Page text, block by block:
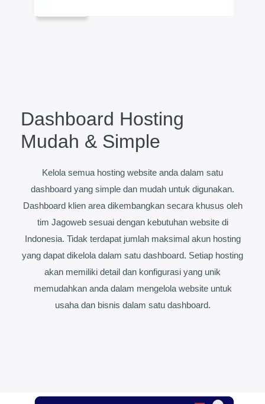
Dashboard Hosting
Mudah & Simple
Kelola semua hosting website anda dalam satu
dashboard yang simple dan mudah untuk digunakan.
Dashboard klien area dikembangkan secara khusus oleh
tim Jagoweb sesuai dengan kebutuhan website di
Indonesia. Tidak terdapat jumlah maksimal akun hosting
yang dapat dikelola dalam satu dashboard. Setiap hosting
akan memiliki detail dan konfigurasi yang unik
memudahkan anda dalam mengelola website untuk
usaha dan bisnis dalam satu dashboard.